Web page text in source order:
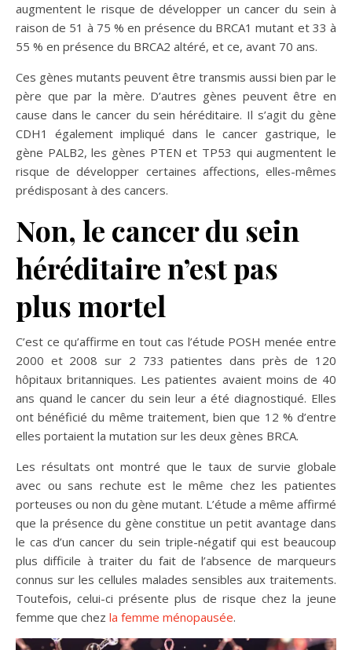
augmentent le risque de développer un cancer du sein à
raison de 51 à 75 % en présence du BRCA1 mutant et 33 à
55 % en présence du BRCA2 altéré, et ce, avant 70 ans.
Ces gènes mutants peuvent être transmis aussi bien par le
père que par la mère. D’autres gènes peuvent être en
cause dans le cancer du sein héréditaire. Il s’agit du gène
CDH1 également impliqué dans le cancer gastrique, le
gène PALB2, les gènes PTEN et TP53 qui augmentent le
risque de développer certaines affections, elles-mêmes
prédisposant à des cancers.
Non, le cancer du sein
héréditaire n’est pas
plus mortel
C’est ce qu’affirme en tout cas l’étude POSH menée entre
2000 et 2008 sur 2 733 patientes dans près de 120
hôpitaux britanniques. Les patientes avaient moins de 40
ans quand le cancer du sein leur a été diagnostiqué. Elles
ont bénéficié du même traitement, bien que 12 % d’entre
elles portaient la mutation sur les deux gènes BRCA.
Les résultats ont montré que le taux de survie globale
avec ou sans rechute est le même chez les patientes
porteuses ou non du gène mutant. L’étude a même affirmé
que la présence du gène constitue un petit avantage dans
le cas d’un cancer du sein triple-négatif qui est beaucoup
plus difficile à traiter du fait de l’absence de marqueurs
connus sur les cellules malades sensibles aux traitements.
Toutefois, celui-ci présente plus de risque chez la jeune
femme que chez la femme ménopausée.